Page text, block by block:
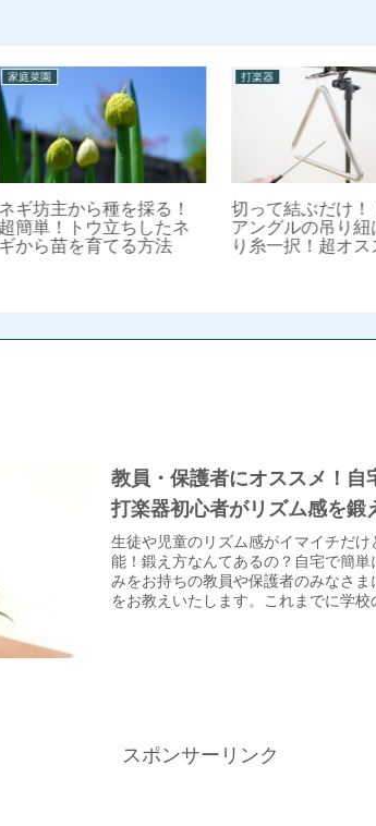
菜園
坊主から種を採る！
単！トウ立ちしたネ
ら苗を育てる方法
打楽器
切って結ぶだけ！ト
アングルの吊り紐は
り糸一択！超オスス
教員・保護者にオススメ！自
打楽器初心者がリズム感を鍛
生徒や児童のリズム感がイマイチだ
能！鍛え方なんてあるの？自宅で簡
みをお持ちの教員や保護者のみなさ
をお教えいたします。これまでに学
スポンサーリンク